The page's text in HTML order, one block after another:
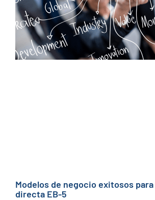
Modelos de negocio exitosos
directa EB-5